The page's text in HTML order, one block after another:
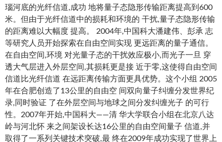
瑙河底的光纤信道,成功 地将量子态隐形传输距离提高到600
米。但由于光纤信道中的损耗和环境的 干扰,量子态隐形传输
的距离难以大幅度 提高。 2004年,中国科大潘建伟、彭承 志
等研究人员开始探索在自由空间实现 更远距离的量子通信。
在自由空间,环境 对光量子态的干扰效应极小,而光子一旦 穿
透大气层进入外层空间,其损耗更是接 近于零,这使得自由空间
信道比光纤信道 在远距离传输方面更具优势。这个小组 2005
年在合肥创造了13公里的自由空 间双向量子纠缠分发世界纪
录,同时验证 了在外层空间与地球之间分发纠缠光子 的可行
性。2007年开始,中国科大——清 华大学联合小组在北京八达
岭与河北怀 来之间架设长达16公里的自由空间量子 信道,并
取得了一系列关键技术突破,最 终在2009年成功实现了世界上